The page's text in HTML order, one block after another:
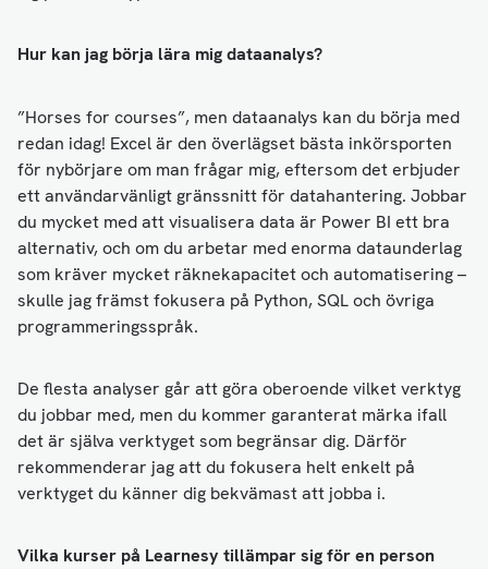
Hur kan jag börja lära mig dataanalys?
”Horses for courses”, men dataanalys kan du börja med
redan idag! Excel är den överlägset bästa inkörsporten
för nybörjare om man frågar mig, eftersom det erbjuder
ett användarvänligt gränssnitt för datahantering. Jobbar
du mycket med att visualisera data är Power BI ett bra
alternativ, och om du arbetar med enorma dataunderlag
som kräver mycket räknekapacitet och automatisering –
skulle jag främst fokusera på Python, SQL och övriga
programmeringsspråk.
De flesta analyser går att göra oberoende vilket verktyg
du jobbar med, men du kommer garanterat märka ifall
det är själva verktyget som begränsar dig. Därför
rekommenderar jag att du fokusera helt enkelt på
verktyget du känner dig bekvämast att jobba i.
Vilka kurser på Learnesy tillämpar sig för en person